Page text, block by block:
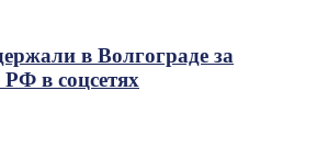
в Волгограде за
в соцсетях